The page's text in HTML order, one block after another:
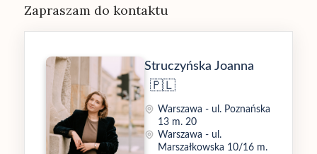
Zapraszam do kontaktu